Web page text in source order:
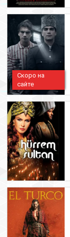
Скоро на
сайте